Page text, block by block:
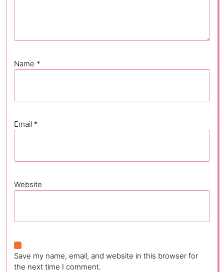
Name *
Email *
Website
Save my name, email, and website in this browser for
the next time I comment.